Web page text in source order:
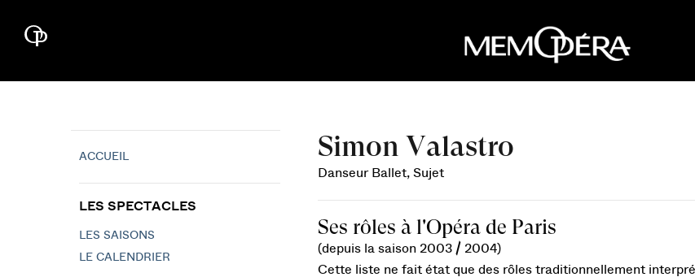
Simon Valastro
Danseur Ballet, Sujet
Ses rôles à l'Opéra de Paris
(depuis la saison 2003 / 2004)
Cette liste ne fait état que des rôles traditionnellement
ACCUEIL
LES SPECTACLES
LES SAISONS
LE CALENDRIER